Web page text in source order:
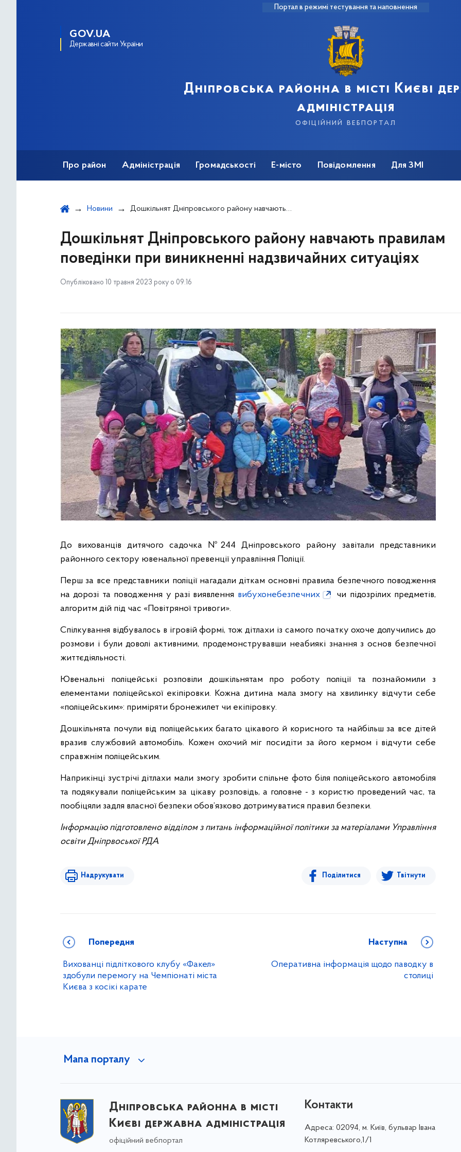
Портал в режимі тестування та наповнення
GOV.UA
Державні сайти України
Дніпровська районна в місті Києві
адміністрація
офіційний вебпортал
Про район Адміністрація Громадськості Е-місто Повідомлення Для ЗМІ
Новини Дошкільнят Дніпровського району навчають правилам поведінки при виникненні надзвичайних ситуаціях
Дошкільнят Дніпровського району навчають правилам
поведінки при виникненні надзвичайних ситуаціях
Опубліковано 10 травня 2023 року о 09:16
До вихованців дитячого садочка №244 Дніпровського району завітали представники
районного сектору ювенальної превенції управління Поліції.
Перш за все представники поліції нагадали діткам основні правила безпечного поводження
на дорозі та поводження у разі виявлення вибухонебезпечних
чи підозрілих предметів,
алгоритм дій під час «Повітряної тривоги».
Спілкування відбувалось в ігровій формі, тож дітлахи із самого початку охоче долучились до
розмови і були доволі активними, продемонструвавши неабиякі знання з основ безпечної
життєдіяльності.
Ювенальні поліцейські розповіли дошкільнятам про роботу поліції та познайомили з
елементами поліцейської екіпіровки. Кожна дитина мала змогу на хвилинку відчути себе
«поліцейським»: приміряти бронежилет чи екіпіровку.
Дошкільнята почули від поліцейських багато цікавого й корисного та найбільш за все дітей
вразив службовий автомобіль. Кожен охочий міг посидіти за його кермом і відчути себе
справжнім поліцейським.
Наприкінці зустрічі дітлахи мали змогу зробити спільне фото біля поліцейського автомобіля
та подякували поліцейським за цікаву розповідь, а головне - з користю проведений час, та
пообіцяли задля власної безпеки обов’язково дотримуватися правил безпеки.
Інформацію підготовлено відділом з питань інформаційної політики за матеріалами Управління
освіти Дніпрвоської РДА
Надрукувати Поділитися Твітнути
Попередня
Вихованці підліткового клубу «Факел»
здобули перемогу на Чемпіонаті міста
Києва з косікі карате
Наступна
Оперативна інформація щодо паводку в
столиці
Мапа порталу
Дніпровська районна в місті
Києві державна адміністрація
офіційний вебпортал
Контакти
Адреса: 02094, м. Київ, бульвар Івана
Котляревського,1/1